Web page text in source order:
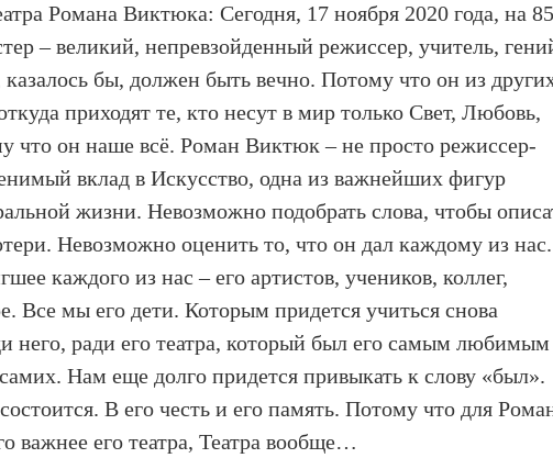
Романа Виктюка: Сегодня, 17 ноября 2020 года, на
– великий, непревзойденный режиссер, учитель,
бы, должен быть вечно. Потому что он из
приходят те, кто несут в мир только Свет, Любовь,
что он наше всё. Роман Виктюк – не просто режиссер-
вклад в Искусство, одна из важнейших фигур
жизни. Невозможно подобрать слова, чтобы
Невозможно оценить то, что он дал каждому из нас.
каждого из нас – его артистов, учеников, коллег,
Все мы его дети. Которым придется учиться снова
него, ради его театра, который был его самым
Нам еще долго придется привыкать к слову «был».
В его честь и его память. Потому что для
важнее его театра, Театра вообще…